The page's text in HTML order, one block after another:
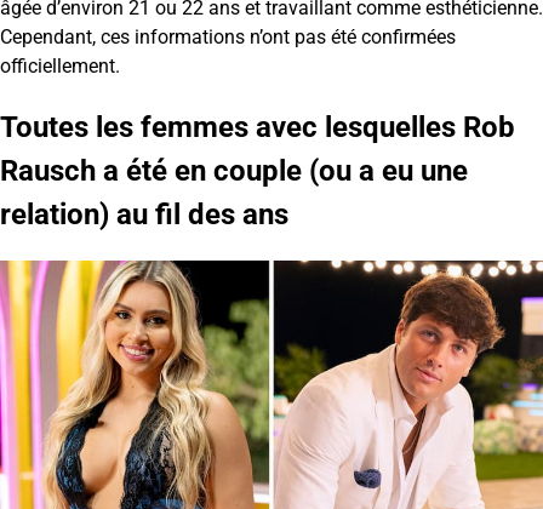
âgée d’environ 21 ou 22 ans et travaillant comme esthéticienne.
Cependant, ces informations n’ont pas été confirmées
officiellement.
Toutes les femmes avec lesquelles Rob
Rausch a été en couple (ou a eu une
relation) au fil des ans